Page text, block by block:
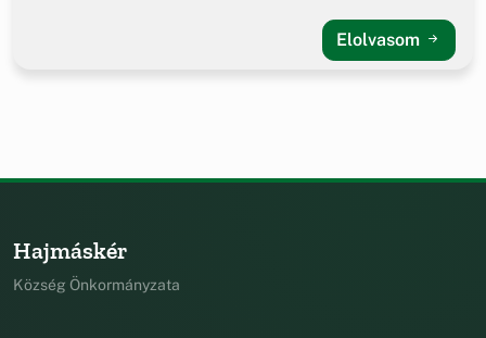
Elolvasom
Hajmáskér
Község Önkormányzata